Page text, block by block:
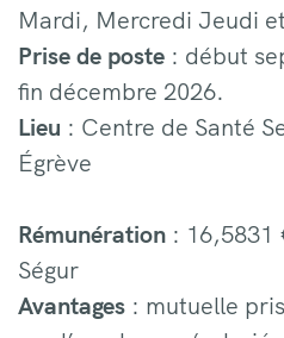
Mardi, Mercredi Jeudi
Prise de poste : début
fin décembre 2026.
Lieu : Centre de Santé
Égrève
Rémunération :
Ségur
Avantages : mutuelle